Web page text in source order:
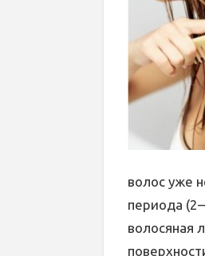
волос уже
периода
волосяная